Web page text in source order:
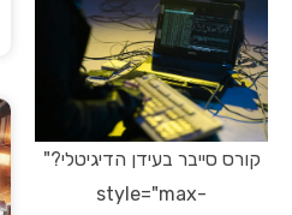
קורס סייבר בעידן הדיגיטלי?"
style="max-